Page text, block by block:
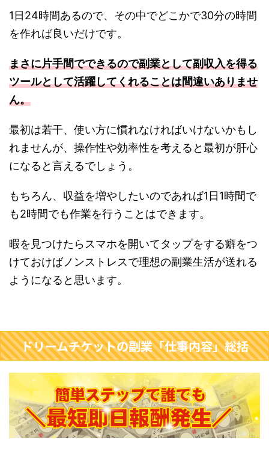
1日24時間あるので、その中でどこかで30分の時間
を作れば良いだけです。
まさに片手間でできるので副業として副収入を得る
ツールとして活躍してくれることは間違いありませ
ん。
最初は若干、使い方に慣れなければいけないかもし
れませんが、操作性や効率性を考えると最初が肝心
になると言えるでしょう。
もちろん、収益を増やしたいのであれば1日1時間で
も2時間でも作業を行うことはできます。
暇を見つけたらスマホを開いてタップをする癖をつ
けておけばノンストレスで理想の副業生活が送れる
ようになると思います。
ドリームチケットの副業「仕事内容」総括